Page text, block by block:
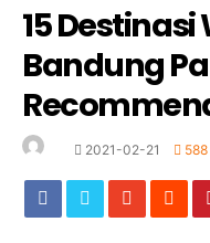
15
Bandung
2021-02-21 588